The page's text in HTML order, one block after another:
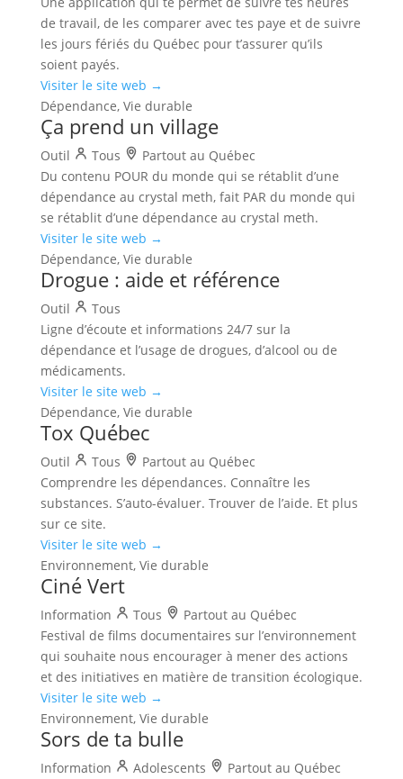
de travail, de les comparer avec tes paye et de suivre
les jours fériés du Québec pour t’assurer qu’ils
soient payés.
Visiter le site web →
Dépendance, Vie durable
Ça prend un village
Outil Tous
Partout au Québec
Du contenu POUR du monde qui se rétablit d’une
dépendance au crystal meth, fait PAR du monde qui
se rétablit d’une dépendance au crystal meth.
Visiter le site web →
Dépendance, Vie durable
Drogue : aide et référence
Outil
Tous
Ligne d’écoute et informations 24/7 sur la
dépendance et l’usage de drogues, d’alcool ou de
médicaments.
Visiter le site web →
Dépendance, Vie durable
Tox Québec
Outil Tous
Partout au Québec
Comprendre les dépendances. Connaître les
substances. S’auto-évaluer. Trouver de l’aide. Et plus
sur ce site.
Visiter le site web →
Environnement, Vie durable
Ciné Vert
Information Tous
Partout au Québec
Festival de films documentaires sur l’environnement
qui souhaite nous encourager à mener des actions
et des initiatives en matière de transition écologique.
Visiter le site web →
Environnement, Vie durable
Sors de ta bulle
Information Adolescents
Partout au Québec